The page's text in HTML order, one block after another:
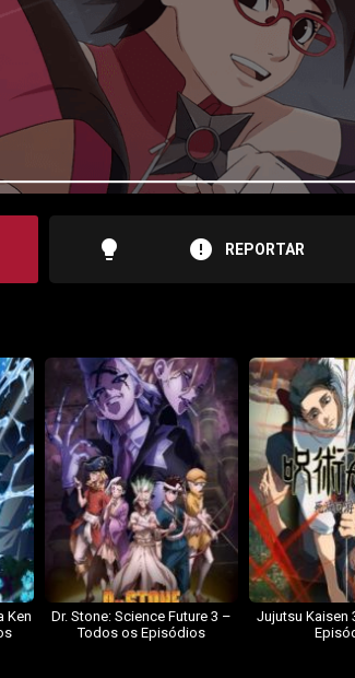
lightbulb error REPORTAR
Ken
Dr. Stone: Science Future 3 –
Todos os Episódios
Jujutsu Kaisen